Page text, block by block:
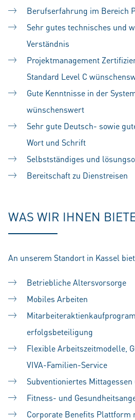
Berufserfahrung im Bereich
Sehr gutes technisches und
Verständnis
Projektmanagement
Standard Level C
Gute Kenntnisse in der
wünschenswert
Sehr gute Deutsch- sowie
Wort und Schrift
Selbstständiges und
Bereitschaft zu Dienstreisen
WAS WIR IHNEN
An unserem Standort in Kassel
Betriebliche Altersvorsorge
Mobiles Arbeiten
erfolgsbeteiligung
Flexible Arbeitszeitmodelle,
VIVA-Familien-Service
Subventioniertes
Fitness- und
Corporate Benefits Plattform